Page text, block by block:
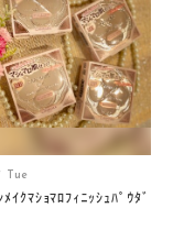
Tue
ﾝﾒｲｸﾏｼｮﾏﾛﾌｨﾆｯｼｭﾊﾟｳﾀﾞ